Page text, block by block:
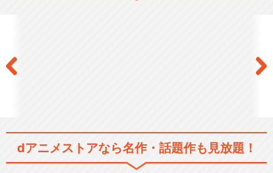
dアニメストアなら名作・話題作も見放題！